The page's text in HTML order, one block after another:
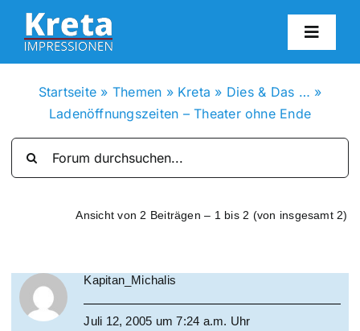
Zum
Inhalt
springen
Startseite » Themen » Kreta » Dies & Das … »
Ladenöffnungszeiten – Theater ohne Ende
Ansicht von 2 Beiträgen – 1 bis 2 (von insgesamt 2)
Kapitan_Michalis
Juli 12, 2005 um 7:24 a.m. Uhr